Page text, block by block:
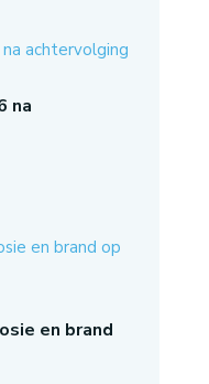
na
en brand